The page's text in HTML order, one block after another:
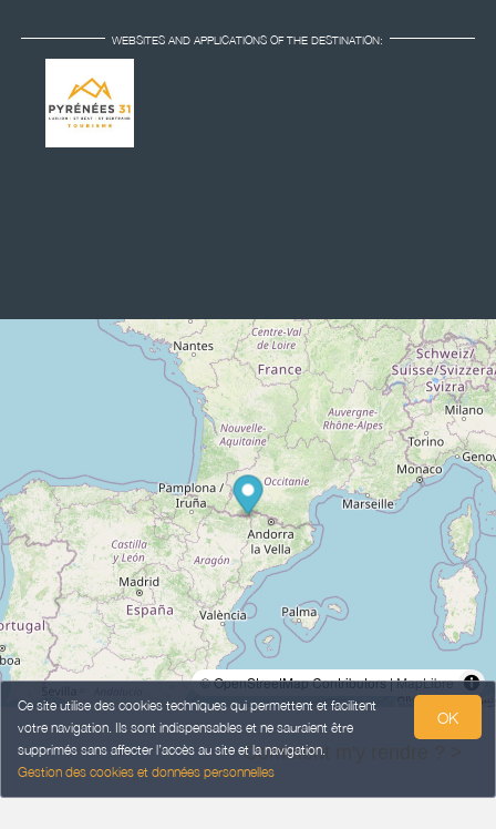
Ce site utilise des cookies techniques qui permettent et facilitent
votre navigation. Ils sont indispensables et ne sauraient être
supprimés sans affecter l’accès au site et la navigation.
Gestion des cookies et données personnelles
OK
WEBSITES AND APPLICATIONS OF THE DESTINATION:
© OpenStreetMap Contributors |MapLibre
Comment m'y rendre ? >